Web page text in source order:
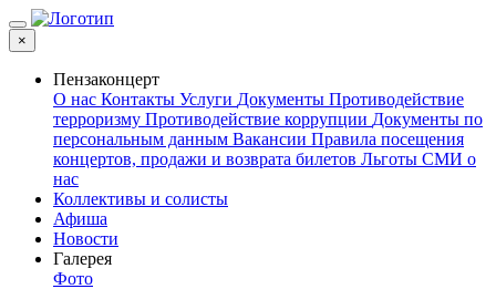
×
Пензаконцерт
О нас Контакты Услуги Документы Противодействие
терроризму Противодействие коррупции Документы по
персональным данным Вакансии Правила посещения
концертов, продажи и возврата билетов Льготы СМИ о
нас
Коллективы и солисты
Афиша
Новости
Галерея
Фото